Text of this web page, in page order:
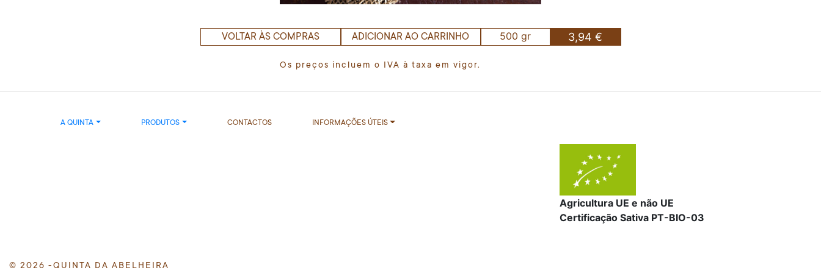
VOLTAR ÀS COMPRAS ADICIONAR AO CARRINHO 500 gr 3,94 €
Os preços incluem o IVA à taxa em vigor.
A QUINTA PRODUTOS CONTACTOS INFORMAÇÕES ÚTEIS
Agricultura UE e não UE
Certificação Sativa PT-BIO-03
© 2026 -QUINTA DA ABELHEIRA